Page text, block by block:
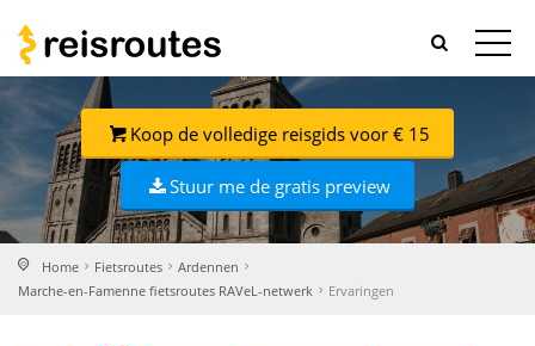
Koop de volledige reisgids voor € 15
Stuur me de gratis preview
Home Fietsroutes
Ardennen
Marche-en-Famenne fietsroutes RAVeL-netwerk
Ervaringen